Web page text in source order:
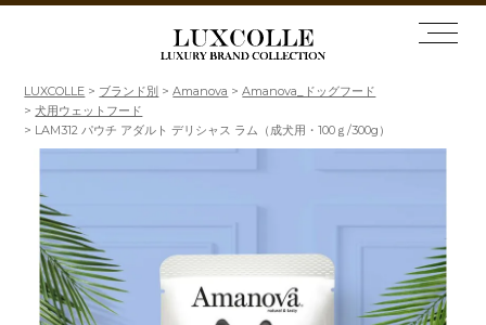
LUXCOLLE ブランド別 Amanova
Amanova_ドッグフード
犬用ウェットフード
LAM312 パウチ アダルト デリシャス ラム（成犬用・100ｇ/300g）